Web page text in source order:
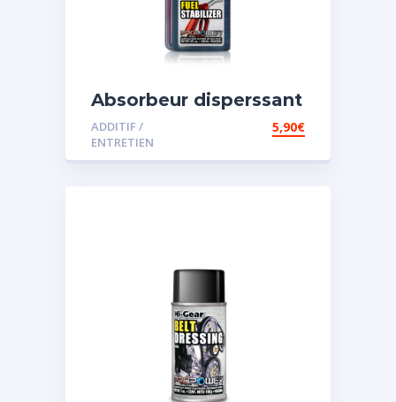
Absorbeur disperssant
d’eau pour carburant
ADDITIF /
ENTRETIEN
5,90€